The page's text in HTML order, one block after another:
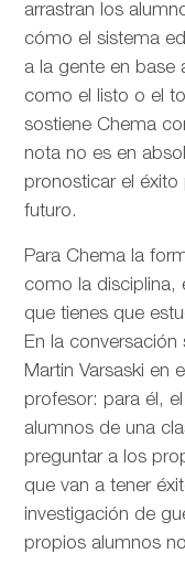
arrastran los
cómo el sistema
a la gente en base
como el listo o el
sostiene Chema
nota no es en
pronosticar el
futuro.
Para Chema la
como la disciplina,
que tienes que
En la
Martin Varsaski en
profesor: para él,
alumnos de una
preguntar a los
que van a tener
investigación de
propios alumnos